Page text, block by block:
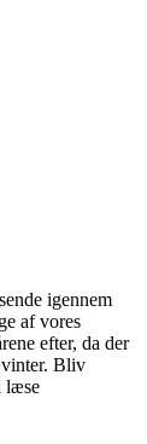
igennem
af vores
efter, da der
vinter. Bliv
læse